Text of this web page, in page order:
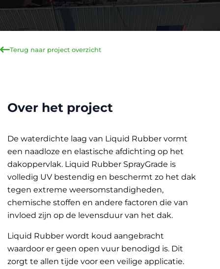
Terug naar project overzicht
Over het project
De waterdichte laag van Liquid Rubber vormt
een naadloze en elastische afdichting op het
dakoppervlak. Liquid Rubber SprayGrade is
volledig UV bestendig en beschermt zo het dak
tegen extreme weersomstandigheden,
chemische stoffen en andere factoren die van
invloed zijn op de levensduur van het dak.
Liquid Rubber wordt koud aangebracht
waardoor er geen open vuur benodigd is. Dit
zorgt te allen tijde voor een veilige applicatie.